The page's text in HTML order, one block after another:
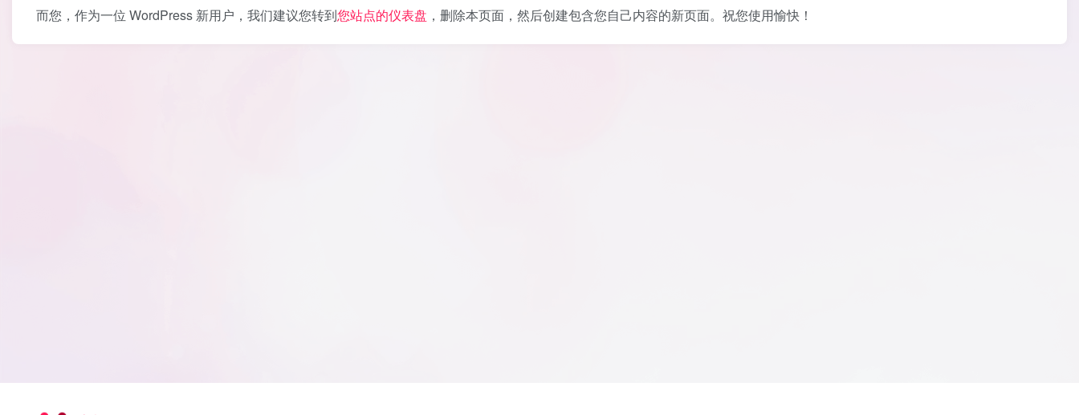
而您，作为一位 WordPress 新用户，我们建议您转到您站点的仪表盘 ，删除本页面，然后创建包含您自己内容的新页面。祝您使用愉快！